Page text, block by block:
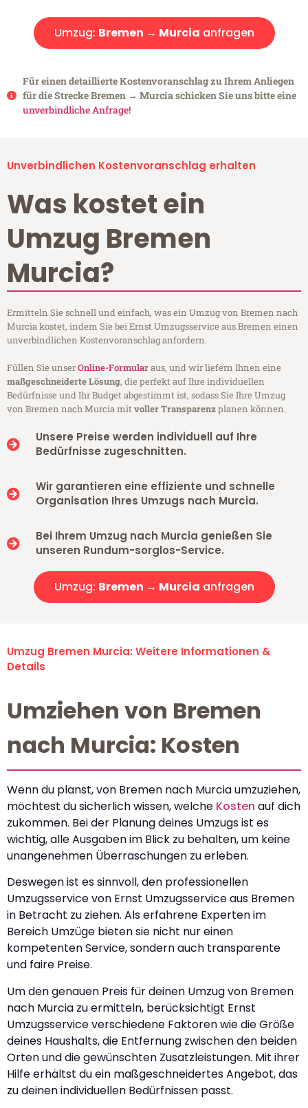
Umzug: Bremen → Murcia anfragen
Für einen detaillierte Kostenvoranschlag zu Ihrem Anliegen
für die Strecke Bremen → Murcia schicken Sie uns bitte eine
unverbindliche Anfrage!
Unverbindlichen Kostenvoranschlag erhalten
Was kostet ein
Umzug Bremen
Murcia?
Ermitteln Sie schnell und einfach, was ein Umzug von Bremen nach
Murcia kostet, indem Sie bei Ernst Umzugsservice aus Bremen einen
unverbindlichen Kostenvoranschlag anfordern.
Füllen Sie unserOnline-Formularaus, und wir liefern Ihnen eine
maßgeschneiderte Lösung, die perfekt auf Ihre individuellen
Bedürfnisse und Ihr Budget abgestimmt ist, sodass Sie Ihre Umzug
von Bremen nach Murcia mitvoller Transparenzplanen können.
Unsere Preise werden individuell auf Ihre
Bedürfnisse zugeschnitten.
Wir garantieren eine effiziente und schnelle
Organisation Ihres Umzugs nach Murcia.
Bei Ihrem Umzug nach Murcia genießen Sie
unseren Rundum-sorglos-Service.
Umzug: Bremen → Murcia anfragen
Umzug Bremen Murcia: Weitere Informationen &
Details
Umziehen von Bremen
nach Murcia: Kosten
Wenn du planst, von Bremen nach Murcia umzuziehen,
möchtest du sicherlich wissen, welche Kosten auf dich
zukommen. Bei der Planung deines Umzugs ist es
wichtig, alle Ausgaben im Blick zu behalten, um keine
unangenehmen Überraschungen zu erleben.
Deswegen ist es sinnvoll, den professionellen
Umzugsservice von Ernst Umzugsservice aus Bremen
in Betracht zu ziehen. Als erfahrene Experten im
Bereich Umzüge bieten sie nicht nur einen
kompetenten Service, sondern auch transparente
und faire Preise.
Um den genauen Preis für deinen Umzug von Bremen
nach Murcia zu ermitteln, berücksichtigt Ernst
Umzugsservice verschiedene Faktoren wie die Größe
deines Haushalts, die Entfernung zwischen den beiden
Orten und die gewünschten Zusatzleistungen. Mit ihrer
Hilfe erhältst du ein maßgeschneidertes Angebot, das
zu deinen individuellen Bedürfnissen passt.